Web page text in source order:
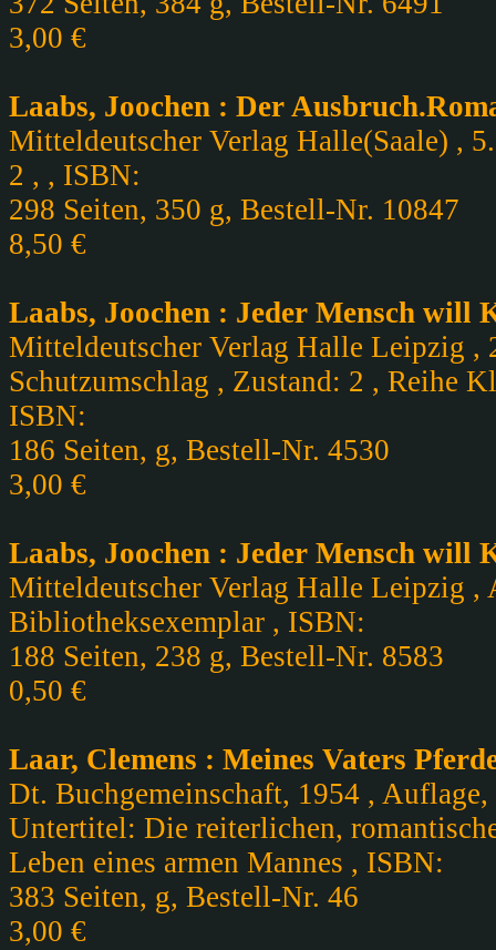
3,00 €
Laabs, Joochen : Der
Mitteldeutscher Verlag Halle(Saale) ,
2 , , ISBN:
298 Seiten, 350 g, Bestell-Nr. 10847
8,50 €
Laabs, Joochen : Jeder Mensch will
Mitteldeutscher Verlag Halle Leipzig ,
Schutzumschlag , Zustand: 2 , Reihe
ISBN:
186 Seiten, g, Bestell-Nr. 4530
3,00 €
Laabs, Joochen : Jeder Mensch will
Mitteldeutscher Verlag Halle Leipzig ,
Bibliotheksexemplar , ISBN:
188 Seiten, 238 g, Bestell-Nr. 8583
0,50 €
Laar, Clemens : Meines Vaters
Dt. Buchgemeinschaft, 1954 ,
Untertitel: Die reiterlichen,
Leben eines armen Mannes , ISBN:
383 Seiten, g, Bestell-Nr. 46
3,00 €